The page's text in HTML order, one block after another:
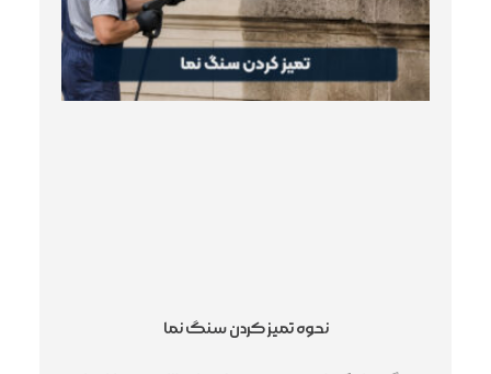
نحوه تمیز کردن سنگ نما